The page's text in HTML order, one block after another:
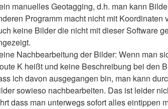
manuelles Geotagging, d.h. man kann
Programm macht nicht mit Koordinaten
keine Bilder die nicht mit dieser Software
Nachbearbeitung der Bilder: Wenn man
K heißt und keine Beschreibung bei den
ich davon ausgegangen bin, man kann
sowieso nachbearbeiten. Das ist leider
dass man unterwegs sofort alles eintippen